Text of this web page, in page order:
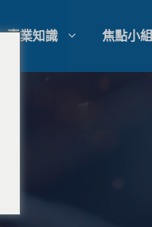
專業知識 焦點小組